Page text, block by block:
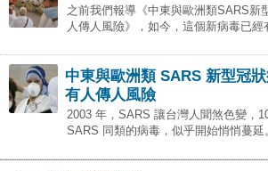
之前我們報導《中東與歐洲類SARS新
人傳人風險》，如今，這個新病毒已
中東與歐洲類 SARS 新型冠
有人傳人風險
2003 年，SARS 讓台灣人聞煞色變，
SARS 同類的病毒，似乎開始悄悄蔓